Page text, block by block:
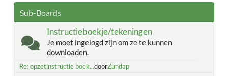
Sub-Boards
Instructieboekje/tekeningen
Je moet ingelogd zijn om ze te kunnen
downloaden.
Re: opzetinstructie boek...doorZundap